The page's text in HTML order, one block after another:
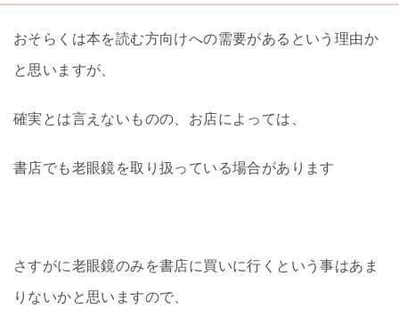
おそらくは本を読む方向けへの需要があるという理由か
と思いますが、
確実とは言えないものの、お店によっては、
書店でも老眼鏡を取り扱っている場合があります
さすがに老眼鏡のみを書店に買いに行くという事はあま
りないかと思いますので、